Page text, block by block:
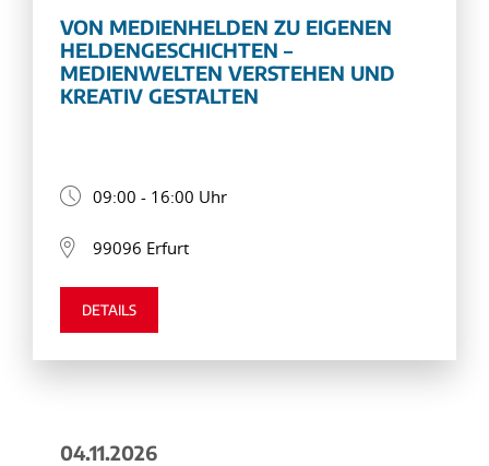
VON MEDIENHELDEN ZU EIGENEN
HELDENGESCHICHTEN –
MEDIENWELTEN VERSTEHEN UND
KREATIV GESTALTEN
09:00 - 16:00 Uhr
99096 Erfurt
DETAILS
04.11.2026